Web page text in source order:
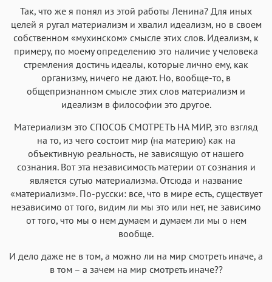
Так, что же я понял из этой работы Ленина? Для иных
целей я ругал материализм и хвалил идеализм, но в своем
собственном «мухинском» смысле этих слов. Идеализм, к
примеру, по моему определению это наличие у человека
стремления достичь идеалы, которые лично ему, как
организму, ничего не дают. Но, вообще-то, в
общепризнанном смысле этих слов материализм и
идеализм в философии это другое.
Материализм это СПОСОБ СМОТРЕТЬ НА МИР, это взгляд
на то, из чего состоит мир (на материю) как на
объективную реальность, не зависящую от нашего
сознания. Вот эта независимость материи от сознания и
является сутью материализма. Отсюда и название
«материализм». По-русски: все, что в мире есть, существует
независимо от того, видим ли мы это или нет, не зависимо
от того, что мы о нем думаем и думаем ли мы о нем
вообще.
И дело даже не в том, а можно ли на мир смотреть иначе, а
в том – а зачем на мир смотреть иначе??